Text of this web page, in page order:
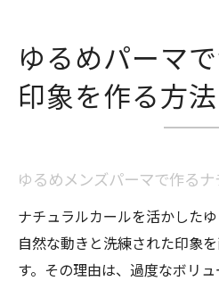
ゆるめパーマ
印象を作る方法
ゆるめメンズパーマで作る
ナチュラルカールを活かした
自然な動きと洗練された印象
す。その理由は、過度なボリ